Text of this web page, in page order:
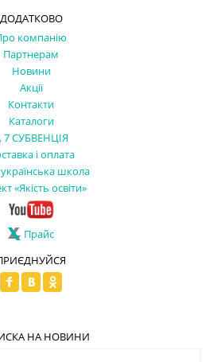
ДОДАТКОВО
компанію
Партнерам
Новини
Акції
Контакти
Каталоги
7 СУБВЕНЦІЯ
і оплата
школа
«Якість освіти»
Прайс
НА НОВИНИ